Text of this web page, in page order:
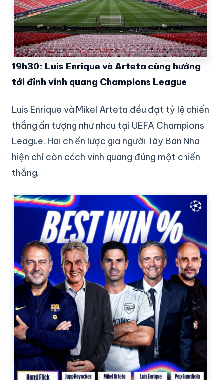
19h30: Luis Enrique và Arteta cùng hướng
tới đỉnh vinh quang Champions League
Luis Enrique và Mikel Arteta đều đạt tỷ lệ chiến
thắng ấn tượng như nhau tại UEFA Champions
League. Hai chiến lược gia người Tây Ban Nha
hiện chỉ còn cách vinh quang đúng một chiến
thắng.